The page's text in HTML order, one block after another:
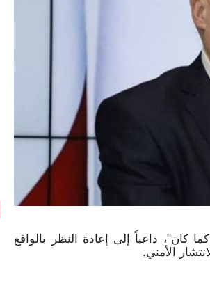
داعياً إلى إعادة النظر بالواقع
الأمني.